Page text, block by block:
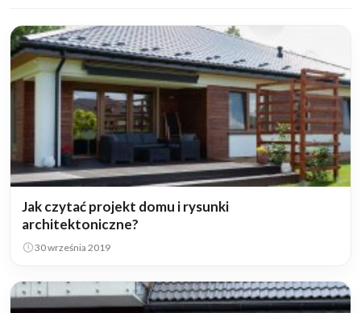
Jak czytać projekt domu i rysunki
architektoniczne?
30 września 2019